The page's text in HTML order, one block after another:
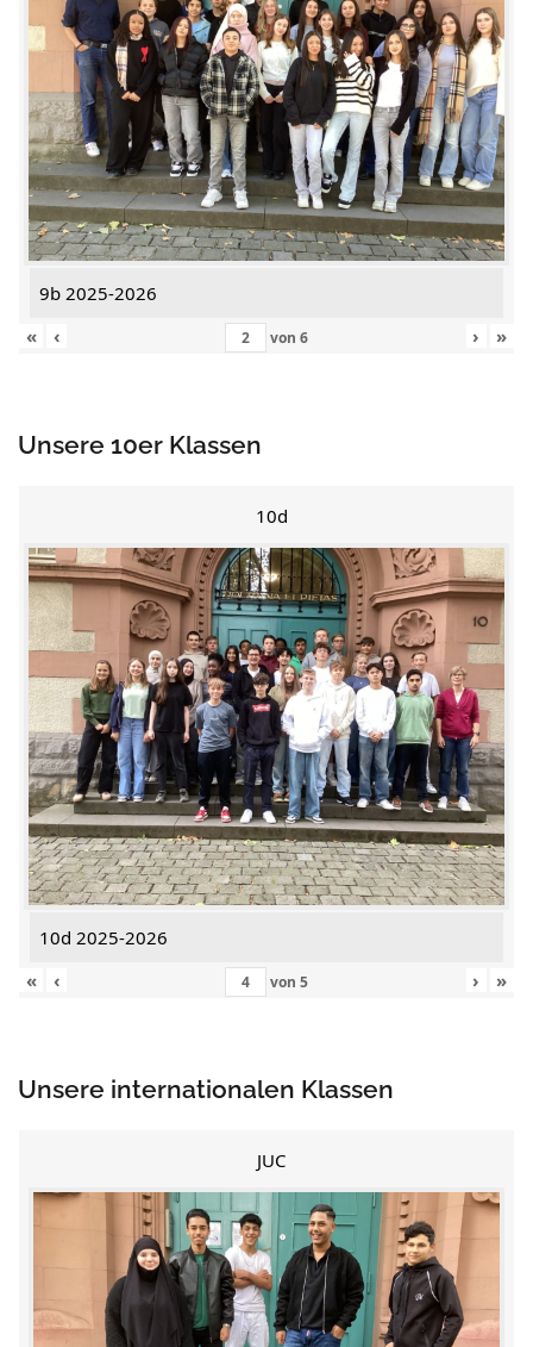
9b 2025-2026
«
‹ von 6 › »
Unsere 10er Klassen
10d
10d 2025-2026
«
‹ von 5 › »
Unsere internationalen Klassen
JUC